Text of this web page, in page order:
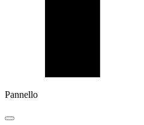
Pannello